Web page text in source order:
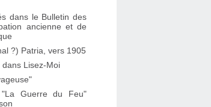
dans le Bulletin des
ancienne et de
?) Patria, vers 1905
Lisez-Moi
Guerre du Feu"